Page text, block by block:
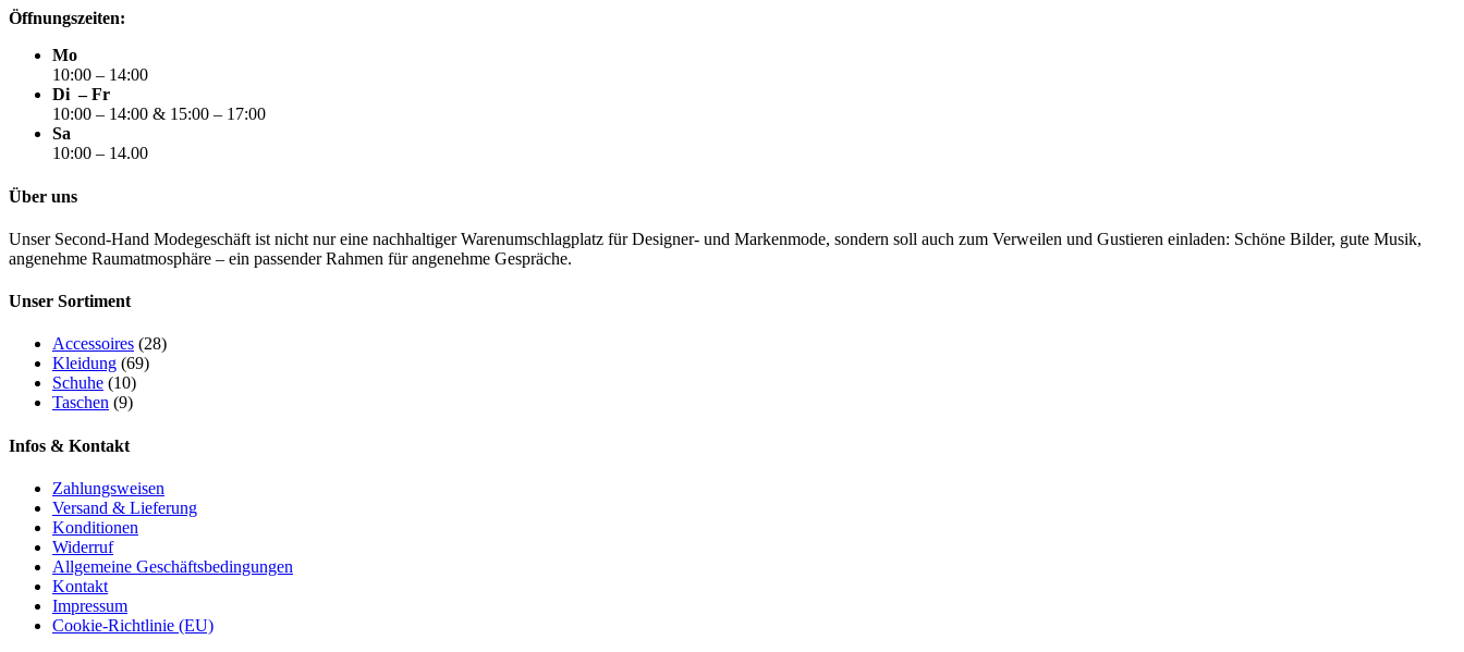
Öffnungszeiten:
Mo
10:00 – 14:00
Di – Fr
10:00 – 14:00 & 15:00 – 17:00
Sa
10:00 – 14.00
Über uns
Unser Second-Hand Modegeschäft ist nicht nur eine nachhaltiger Warenumschlagplatz für Designer- und Markenmode, sondern soll auch zum Verweilen und Gustieren einladen: Schöne Bilder, gute Musik,
angenehme Raumatmosphäre – ein passender Rahmen für angenehme Gespräche.
Unser Sortiment
Accessoires (28)
Kleidung (69)
Schuhe (10)
Taschen (9)
Infos & Kontakt
Zahlungsweisen
Versand & Lieferung
Konditionen
Widerruf
Allgemeine Geschäftsbedingungen
Kontakt
Impressum
Cookie-Richtlinie (EU)